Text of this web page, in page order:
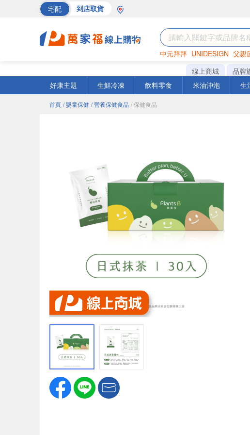
宅配 到店取貨
中元拜拜 UNIDESIGN 父親
罐頭 海苔 洋芋片
線上商城 品牌
好康主題
生鮮冷凍 飲料零食 米油沖泡 生
首頁 / 嬰童保健 / 營養保健食品 / 保健食品